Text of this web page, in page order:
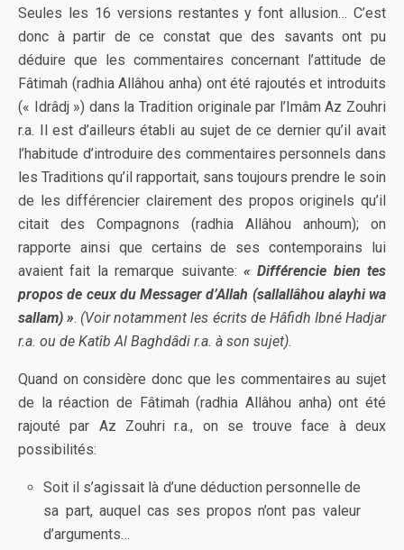
Seules les 16 versions restantes y font allusion… C’est
donc à partir de ce constat que des savants ont pu
déduire que les commentaires concernant l’attitude de
Fâtimah (radhia Allâhou anha) ont été rajoutés et introduits
(« Idrâdj ») dans la Tradition originale par l’Imâm Az Zouhri
r.a. Il est d’ailleurs établi au sujet de ce dernier qu’il avait
l’habitude d’introduire des commentaires personnels dans
les Traditions qu’il rapportait, sans toujours prendre le soin
de les différencier clairement des propos originels qu’il
citait des Compagnons (radhia Allâhou anhoum); on
rapporte ainsi que certains de ses contemporains lui
avaient fait la remarque suivante: « Différencie bien tes
propos de ceux du Messager d’Allah (sallallâhou alayhi wa
sallam) ». (Voir notamment les écrits de Hâfidh Ibné Hadjar
r.a. ou de Katîb Al Baghdâdi r.a. à son sujet).
Quand on considère donc que les commentaires au sujet
de la réaction de Fâtimah (radhia Allâhou anha) ont été
rajouté par Az Zouhri r.a., on se trouve face à deux
possibilités:
Soit il s’agissait là d’une déduction personnelle de
sa part, auquel cas ses propos n’ont pas valeur
d’arguments…